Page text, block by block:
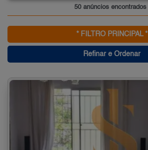
50 anúncios encontrados
* FILTRO PRINCIPAL *
Refinar e Ordenar